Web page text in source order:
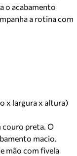
o acabamento
a rotina com
x largura x altura)
couro preta. O
macio.
mão com fivela